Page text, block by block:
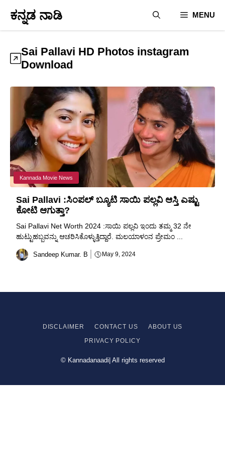
content
ಕನ್ನಡ ನಾಡಿ MENU
Sai Pallavi HD Photos instagram
Download
Kannada Movie News
Sai Pallavi :ಸಿಂಪಲ್ ಬ್ಯೂಟಿ ಸಾಯಿ ಪಲ್ಲವಿ ಆಸ್ತಿ ಎಷ್ಟು
ಕೋಟಿ ಆಗುತ್ತಾ?
Sai Pallavi Net Worth 2024 :ಸಾಯಿ ಪಲ್ಲವಿ ಇಂದು ತಮ್ಮ 32 ನೇ
ಹುಟ್ಟುಹಬ್ಬವನ್ನು ಆಚರಿಸಿಕೊಳ್ಳುತ್ತಿದ್ದಾರೆ. ಮಲಯಾಳಂನ ಪ್ರೇಮಂ ...
Sandeep Kumar. B May 9, 2024
DISCLAIMER CONTACT US
ABOUT US
PRIVACY POLICY
© Kannadanaadi| All rights reserved